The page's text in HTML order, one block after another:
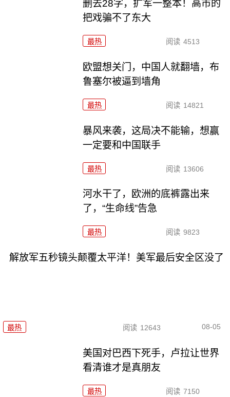
删去28字，扩军一整本！高市的
把戏骗不了东大
最热 阅读 4513
欧盟想关门，中国人就翻墙，布
鲁塞尔被逼到墙角
最热 阅读 14821
暴风来袭，这局决不能输，想赢
一定要和中国联手
最热 阅读 13606
河水干了，欧洲的底裤露出来
了，“生命线”告急
最热 阅读 9823
解放军五秒镜头颠覆太平洋！美军最后安全区没了
最热 阅读 12643 08-05
美国对巴西下死手，卢拉让世界
看清谁才是真朋友
最热 阅读 7150